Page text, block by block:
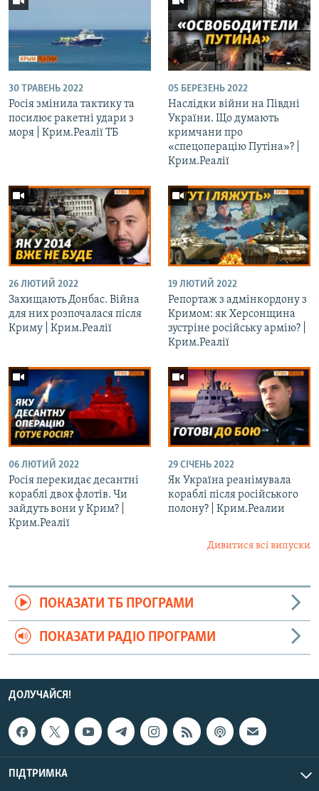
30 ТРАВЕНЬ 2022
Росія змінила тактику та
посилює ракетні удари з
моря | Крим.Реалії ТБ
05 БЕРЕЗЕНЬ 2022
Наслідки війни на Півдні
України. Що думають
кримчани про
«спецоперацію Путіна»? |
Крим.Реалії
26 ЛЮТИЙ 2022
Захищають Донбас. Війна
для них розпочалася після
Криму | Крим.Реалії
19 ЛЮТИЙ 2022
Репортаж з адмінкордону з
Кримом: як Херсонщина
зустріне російську армію? |
Крим.Реалії
06 ЛЮТИЙ 2022
Росія перекидає десантні
кораблі двох флотів. Чи
зайдуть вони у Крим? |
Крим.Реалії
29 СІЧЕНЬ 2022
Як Україна реанімувала
кораблі після російського
полону? | Крим.Реалии ​
Дивитися всі випуски
ПОКАЗАТИ ТБ ПРОГРАМИ
ПОКАЗАТИ РАДІО ПРОГРАМИ
ДОЛУЧАЙСЯ!
ПІДТРИМКА